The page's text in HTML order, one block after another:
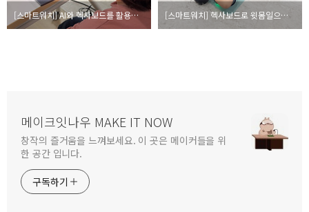
[스마트워치] AI와 헥사보드를 활용하여 얼굴 인식하기 (충북테크노크/디지털체육) [스마트워치] 헥사보드로 윗몸일으키기 측정하기 (충북테크노파크/디지털체육)
메이크잇나우 MAKE IT NOW
창작의 즐거움을 느껴보세요. 이 곳은 메이커들을 위
한 공간 입니다.
구독하기